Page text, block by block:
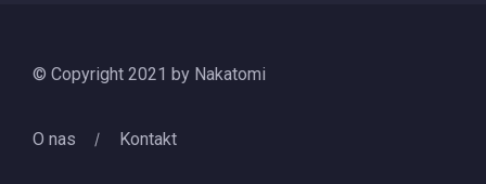
© Copyright 2021 by Nakatomi
O nas Kontakt